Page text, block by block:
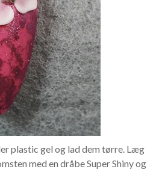
plastic gel og lad dem tørre. Læg
med en dråbe Super Shiny og